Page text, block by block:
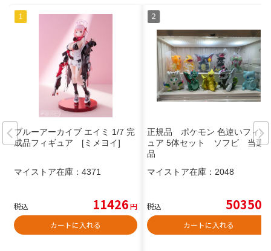
ブルーアーカイブ エイミ 1/7 完
成品フィギュア [ミメヨイ]
マイストア在庫： 4371
税込 11426円
カートに入れる
正規品 ポケモン 色違いフィギ
ュア 5体セット ソフビ 当選
品
マイストア在庫： 2048
税込 50350
カートに入れる